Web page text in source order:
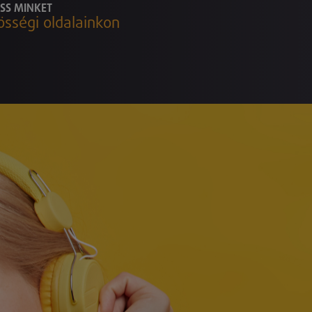
MINKET
oldalainkon